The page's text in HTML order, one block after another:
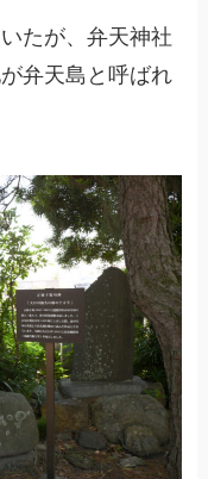
たが、弁天神社
弁天島と呼ばれ